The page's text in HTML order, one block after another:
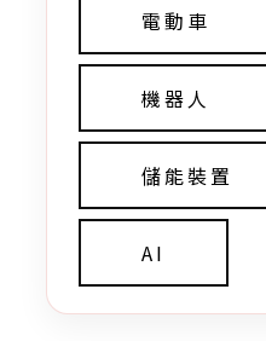
電動車
機器人
儲能裝置
AI